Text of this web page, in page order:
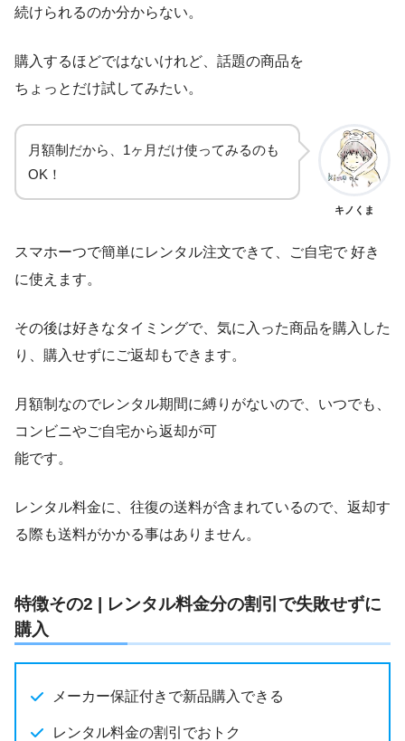
続けられるのか分からない。
購入するほどではないけれど、話題の商品を
ちょっとだけ試してみたい。
月額制だから、1ヶ月だけ使ってみるのも
OK！
キノくま
スマホーつで簡単にレンタル注文できて、ご自宅で 好き
に使えます。
その後は好きなタイミングで、気に入った商品を購入した
り、購入せずにご返却もできます。
月額制なのでレンタル期間に縛りがないので、いつでも、
コンビニやご自宅から返却が可
能です。
レンタル料金に、往復の送料が含まれているので、返却す
る際も送料がかかる事はありません。
特徴その2 | レンタル料金分の割引で失敗せずに
購入
メーカー保証付きで新品購入できる
レンタル料金の割引でおトク